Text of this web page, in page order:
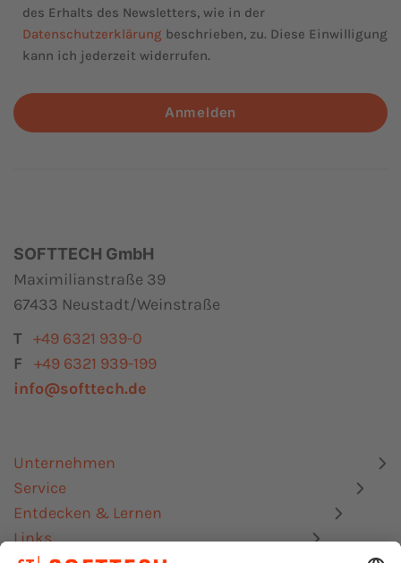
des Erhalts des Newsletters, wie in der
Datenschutzerklärung beschrieben, zu. Diese Einwilligung
kann ich jederzeit widerrufen.
Anmelden
SOFTTECH GmbH
Maximilianstraße 39
67433 Neustadt/Weinstraße
T +49 6321 939-0
F
+49 6321 939-199
info@softtech.de
Unternehmen
Service
Entdecken & Lernen
Links